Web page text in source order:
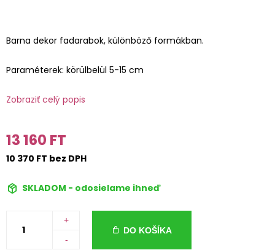
Barna dekor fadarabok, különböző formákban.
Paraméterek: körülbelül 5-15 cm
Zobraziť celý popis
13 160 FT
10 370 FT bez DPH
SKLADOM - odosielame ihneď
+
-
DO KOŠÍKA